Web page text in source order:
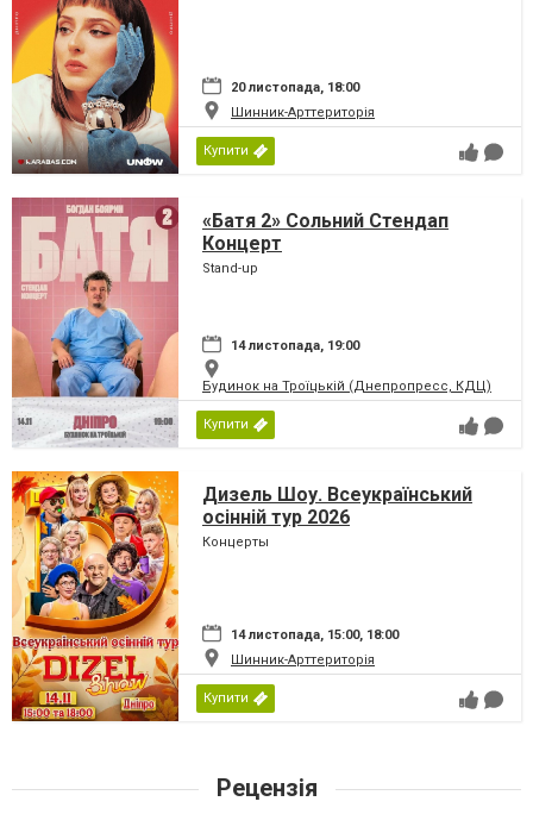
20 листопада, 18:00
Шинник-Арттериторія
Купити
«Батя 2» Сольний Стендап
Концерт
Stand-up
14 листопада, 19:00
Будинок на Троїцькій (Днепропресс, КДЦ)
Купити
Дизель Шоу. Всеукраїнський
осінній тур 2026
Концерты
14 листопада, 15:00, 18:00
Шинник-Арттериторія
Купити
Рецензія